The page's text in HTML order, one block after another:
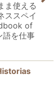
ま使える
ススペイ
of
語を仕事